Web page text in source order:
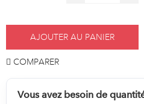
AJOUTER AU PANIER
COMPARER
Vous avez besoin de